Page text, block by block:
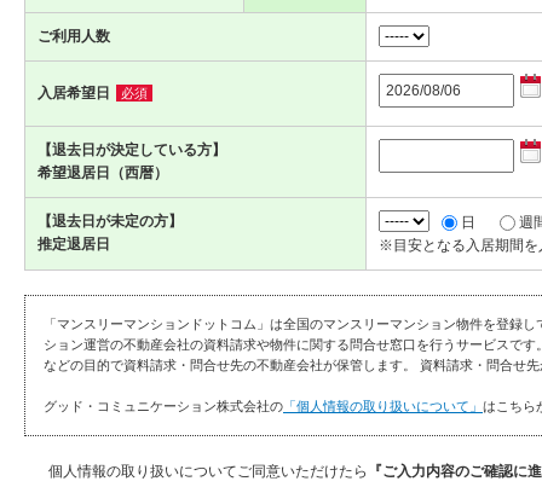
ご利用人数
入居希望日 必須
【退去日が決定している方】
希望退居日（西暦）
【退去日が未定の方】
推定退居日
日
週
※目安となる入居期間を
「マンスリーマンションドットコム」は全国のマンスリーマンション物件を登録
ション運営の不動産会社の資料請求や物件に関する問合せ窓口を行うサービスで
などの目的で資料請求・問合せ先の不動産会社が保管します。 資料請求・問合せ
グッド・コミュニケーション株式会社の 「個人情報の取り扱いについて」 はこちら
個人情報の取り扱いについてご同意いただけたら 『ご入力内容のご確認に